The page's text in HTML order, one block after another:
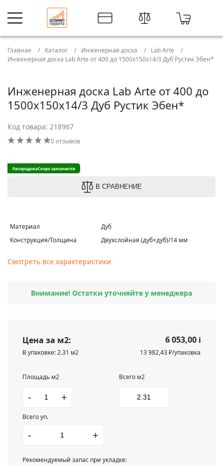
Главная Каталог Инженерная доска
Lab Arte
Инженерная доска Lab Arte от 400 до 1500х150х14/3 Дуб Рустик Эбен*
Инженерная доска Lab Arte от 400 до
1500х150х14/3 Дуб Рустик Эбен*
Код товара: 218967
0 отзывов
РаспродажаСкоро закончится
В СРАВНЕНИЕ
Материал
Дуб
Конструкция/Толщина
Двухслойная (дуб+дуб)/14 мм
Смотреть все характеристики
Внимание! Остатки уточняйте у менеджера
Цена за м2: 6 053,00 i
В упаковке: 2.31 м2
13 982,43 ₽/упаковка
Площадь м2
- +
Всего м2
Всего уп.
- +
Рекомендуемый запас при укладке: